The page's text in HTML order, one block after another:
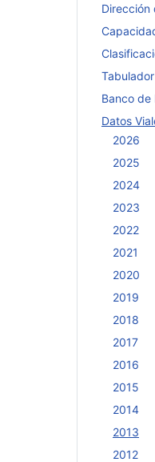
Dirección
Tabulador
Banco de
Datos
2026
2025
2024
2023
2022
2021
2020
2019
2018
2017
2016
2015
2014
2013
2012